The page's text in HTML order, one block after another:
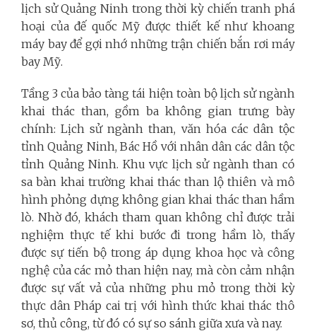
lịch sử Quảng Ninh trong thời kỳ chiến tranh phá
hoại của đế quốc Mỹ được thiết kế như khoang
máy bay để gợi nhớ những trận chiến bắn rơi máy
bay Mỹ.
Tầng 3 của bảo tàng tái hiện toàn bộ lịch sử ngành
khai thác than, gồm ba không gian trưng bày
chính: Lịch sử ngành than, văn hóa các dân tộc
tỉnh Quảng Ninh, Bác Hồ với nhân dân các dân tộc
tỉnh Quảng Ninh. Khu vực lịch sử ngành than có
sa bàn khai trường khai thác than lộ thiên và mô
hình phỏng dựng không gian khai thác than hầm
lò. Nhờ đó, khách tham quan không chỉ được trải
nghiệm thực tế khi bước đi trong hầm lò, thấy
được sự tiến bộ trong áp dụng khoa học và công
nghệ của các mỏ than hiện nay, mà còn cảm nhận
được sự vất vả của những phu mỏ trong thời kỳ
thực dân Pháp cai trị với hình thức khai thác thô
sơ, thủ công, từ đó có sự so sánh giữa xưa và nay.